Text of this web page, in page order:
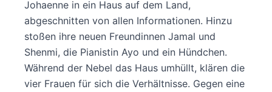
Johaenne in ein Haus auf dem Land,
abgeschnitten von allen Informationen. Hinzu
stoßen ihre neuen Freundinnen Jamal und
Shenmi, die Pianistin Ayo und ein Hündchen.
Während der Nebel das Haus umhüllt, klären die
vier Frauen für sich die Verhältnisse. Gegen eine